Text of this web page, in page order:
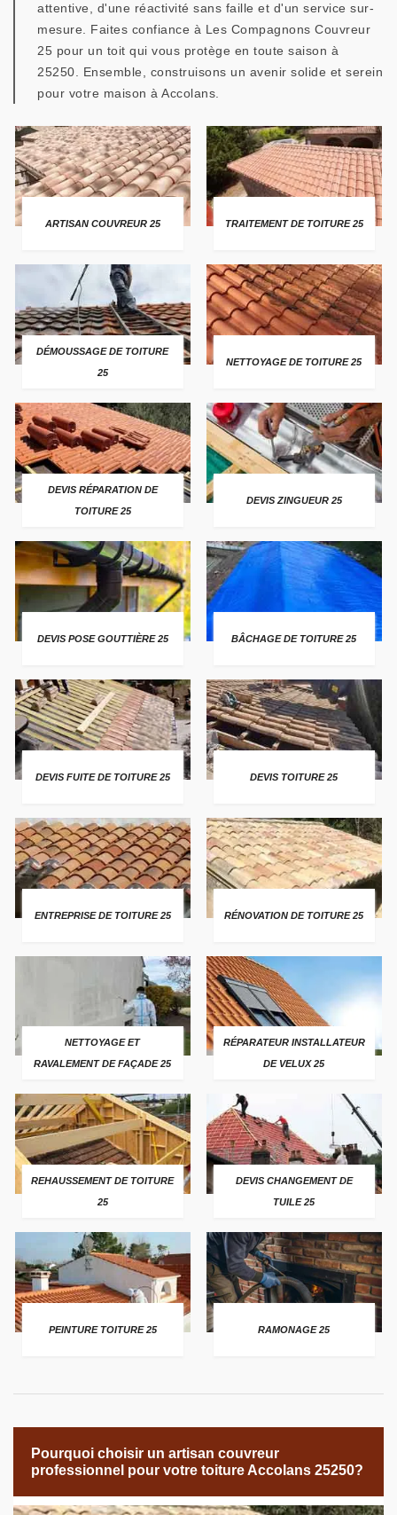
attentive, d'une réactivité sans faille et d'un service sur-
mesure. Faites confiance à Les Compagnons Couvreur
25 pour un toit qui vous protège en toute saison à
25250. Ensemble, construisons un avenir solide et serein
pour votre maison à Accolans.
ARTISAN COUVREUR 25 TRAITEMENT DE TOITURE 25
DÉMOUSSAGE DE TOITURE
25
NETTOYAGE DE TOITURE 25
DEVIS RÉPARATION DE
TOITURE 25
DEVIS ZINGUEUR 25
DEVIS POSE GOUTTIÈRE 25 BÂCHAGE DE TOITURE 25
DEVIS FUITE DE TOITURE 25 DEVIS TOITURE 25
ENTREPRISE DE TOITURE 25 RÉNOVATION DE TOITURE 25
NETTOYAGE ET
RAVALEMENT DE FAÇADE 25
RÉPARATEUR INSTALLATEUR
DE VELUX 25
REHAUSSEMENT DE TOITURE
25
DEVIS CHANGEMENT DE
TUILE 25
PEINTURE TOITURE 25 RAMONAGE 25
Pourquoi choisir un artisan couvreur
professionnel pour votre toiture Accolans 25250?